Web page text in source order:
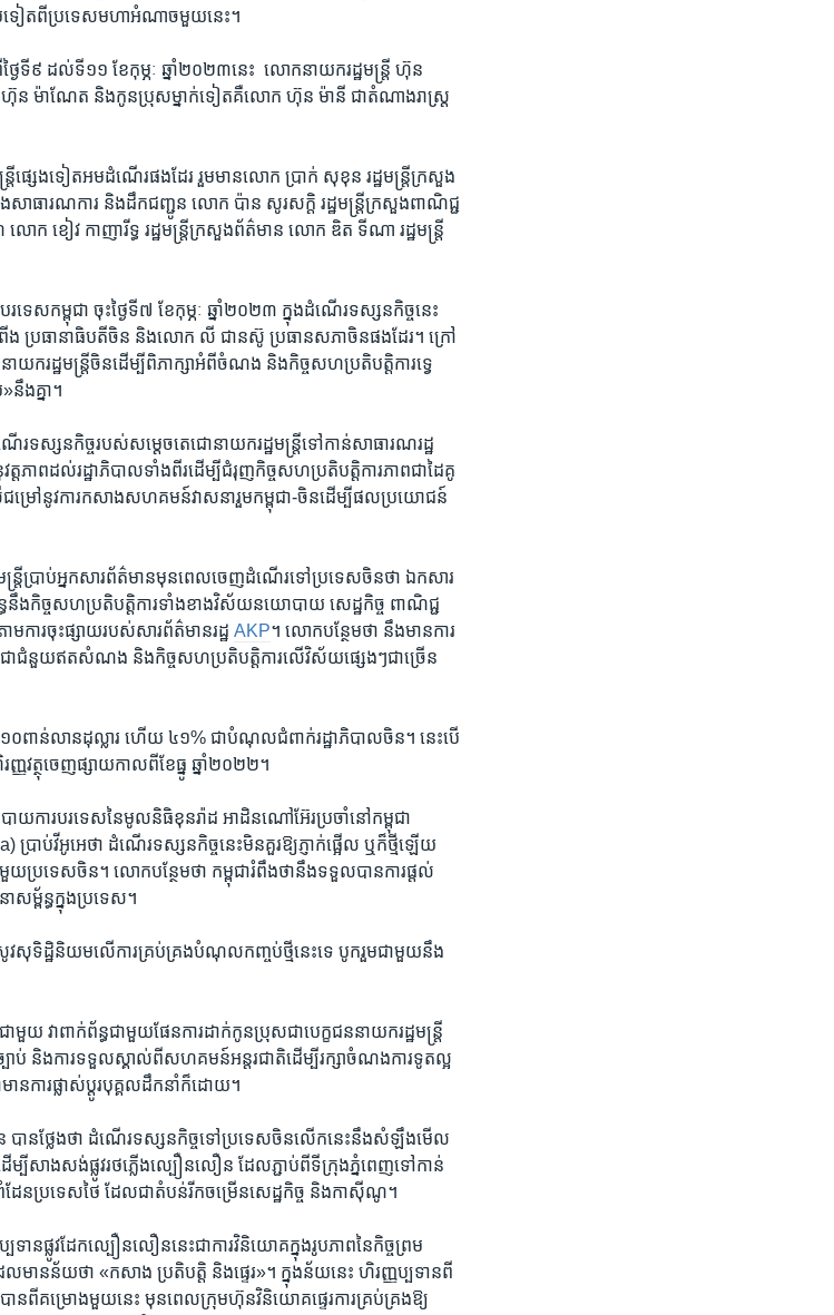
ទៀត​ពី​ប្រទេស​មហា​អំណាច​មួយ​នេះ។​
ៃទី​៩ ​ដល់​ទី​១១ ​ខែ​កុម្ភៈ ​ឆ្នាំ​២០២៣នេះ​ ​ លោក​នាយក​រដ្ឋមន្ត្រី​ ហ៊ុន
ម៉ាណែត ​និង​កូន​ប្រុស​ម្នាក់​ទៀត​គឺ​លោក​ ហ៊ុន ម៉ានី​ ជា​តំណាងរាស្រ្ត​
រ្តី​ផ្សេង​ទៀត​អម​ដំណើរ​ផង​ដែរ​ រួម​មាន​លោក​ ប្រាក់ សុខុន ​រដ្ឋមន្ត្រី​ក្រសួង​
សាធារណ​ការ ​និង​ដឹក​ជញ្ជូន ​លោក ​ប៉ាន សូរសក្តិ ​រដ្ឋមន្ត្រី​ក្រសួង​ពាណិជ្ជ​
ក​ ខៀវ កាញារីទ្ធ​ រដ្ឋមន្ត្រីក្រសួង​ព័ត៌មាន ​លោក ​ឌិត ទីណា ​រដ្ឋមន្ត្រី​
េស​កម្ពុជា ​ចុះ​ថ្ងៃទី​៧ ​ខែ​កុម្ភៈ ​ឆ្នាំ​២០២៣ ក្នុង​ដំណើរ​ទស្សន​កិច្ច​នេះ
រធានាធិបតី​ចិន ​និង​លោក​ លី ជានស៊ូ ​ប្រធាន​សភា​ចិន​ផង​ដែរ។ ​ក្រៅ​
ដ្ឋមន្ត្រី​ចិន​ដើម្បី​ពិភាក្សា​អំពី​ចំណង ​និង​កិច្ច​សហ​ប្រតិបត្តិការ​ទ្វេ​
នឹង​គ្នា។​
ទស្សន​កិច្ច​របស់​សម្តេច​តេជោ​នាយក​រដ្ឋមន្ត្រី​ទៅ​កាន់​សាធារណ​រដ្ឋ​
ភាព​ដល់​រដ្ឋាភិបាល​ទាំង​ពីរ​ដើម្បី​ជំរុញ​កិច្ច​សហ​ប្រតិបត្តិ​ការ​ភាព​ជា​ដៃ​គូ
ជម្រៅ​នូវ​ការ​កសាង​សហ​គមន៍​វាសនា​រួម​កម្ពុជា-ចិន​ដើម្បី​ផល​ប្រយោជន៍​
មន្ត្រីប្រាប់​អ្នក​សារ​ព័ត៌មាន​មុន​ពេល​ចេញ​ដំណើរ​ទៅ​ប្រទេស​ចិន​ថា ​ឯកសារ​
ង​កិច្ច​សហ​ប្រតិបត្តិ​ការ​ទាំង​ខាង​វិស័យ​នយោបាយ ​សេដ្ឋកិច្ច ​ពាណិជ្ជ​
ការ​ចុះ​ផ្សាយ​របស់​សារ​ព័ត៌មាន​រដ្ឋ​AKP។​ លោក​បន្ថែម​ថា​ នឹង​មាន​ការ​
ជា​ជំនួយ​ឥត​សំណង ​និង​កិច្ច​សហ​ប្រតិបត្តិ​ការ​លើ​វិស័យ​ផ្សេងៗ​ជា​ច្រើន​
ាន់​លាន​ដុល្លារ ​ហើយ​ ៤១%​ ជា​បំណុល​ជំពាក់​រដ្ឋាភិបាល​ចិន។ ​នេះ​បើ​
ញ​វត្ថុ​ចេញ​ផ្សាយ​កាល​ពី​ខែ​ធ្នូ​ ឆ្នាំ​២០២២។​
យ​ការ​បរទេស​នៃ​មូលនិធិ​ខុនរ៉ាដ ​អាដិនណៅអ៊ែរ​ប្រចាំ​នៅ​កម្ពុជា
រាប់​វីអូអេ​ថា​ ដំណើរ​ទស្សន​កិច្ច​នេះ​មិនគួរ​ឱ្យ​ភ្ញាក់​ផ្អើល​ ឬ​ក៏​ថ្មី​ឡើយ
យ​ប្រទេស​ចិន។ ​លោក​បន្ថែម​ថា​ កម្ពុជា​រំពឹង​ថា​នឹង​ទទួល​បាន​ការ​ផ្តល់​
សម្ព័ន្ធ​ក្នុង​ប្រទេស។​
សូវ​សុទិដ្ឋិនិយម​លើ​ការ​គ្រប់​គ្រង​បំណុល​កញ្ចប់​ថ្មី​នេះ​ទេ ​បូក​រួម​ជា​មួយ​នឹង​
ា​ពាក់​ព័ន្ធ​ជាមួយ​ផែនការ​ដាក់​កូន​ប្រុស​ជា​បេក្ខជន​នាយក​រដ្ឋមន្ត្រី
បាប់​ និង​ការ​ទទួល​ស្គាល់​ពី​សហ​គមន៍​អន្តរ​ជាតិ​ដើម្បី​រក្សា​ចំណង​ការ​ទូត​ល្អ​
ការ​ផ្លាស់​ប្ដូរ​បុគ្គល​ដឹកនាំ​ក៏​ដោយ។​
បាន​ថ្លែង​ថា​ ដំណើរ​ទស្សន​កិច្ច​ទៅ​ប្រទេស​ចិន​លើក​នេះ​នឹង​សំឡឹង​មើល​
ម្បី​សាង​សង់​ផ្លូវ​រថភ្លើង​ល្បឿន​លឿន ​ដែល​ភ្ជាប់​ពី​ទីក្រុង​ភ្នំពេញ​ទៅ​កាន់​
ដែន​ប្រទេស​ថៃ ​ដែល​ជា​តំបន់​រីក​ចម្រើន​សេដ្ឋកិច្ច​ និង​កាស៊ីណូ។​
ទាន​ផ្លូវ​ដែក​ល្បឿន​លឿន​នេះ​ជា​ការ​វិនិយោគ​ក្នុង​រូបភាព​នៃ​កិច្ច​ព្រម
មាន​ន័យ​ថា ​«កសាង ​ប្រតិបត្តិ ​និង​ផ្ទេរ»។​ ក្នុង​ន័យ​នេះ ​ហិរញ្ញ​ប្បទាន​ពី​
ពី​គម្រោង​មួយ​នេះ​ មុន​ពេល​ក្រុមហ៊ុន​វិនិយោគ​ផ្ទេរ​ការ​គ្រប់​គ្រង​ឱ្យ​